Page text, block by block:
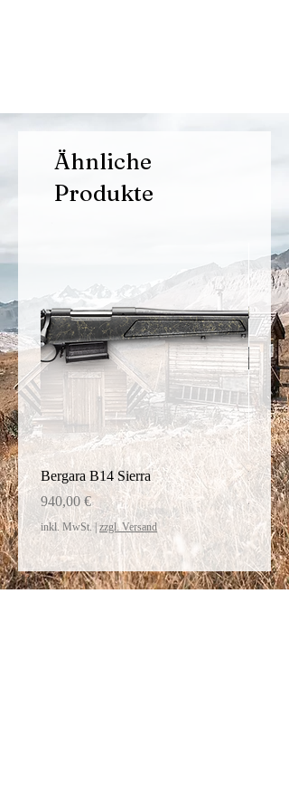
Ähnliche
Produkte
Bergara B14 Sierra
Preis
940,00 €
inkl. MwSt.|zzgl. Versand
Preis
450,20
inkl.